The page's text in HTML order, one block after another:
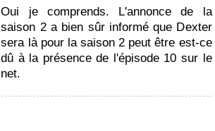
Oui je comprends. L'annonce de la
saison 2 a bien sûr informé que Dexter
sera là pour la saison 2 peut être est-ce
dû à la présence de l'épisode 10 sur le
net.